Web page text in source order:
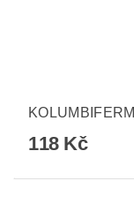
118 Kč